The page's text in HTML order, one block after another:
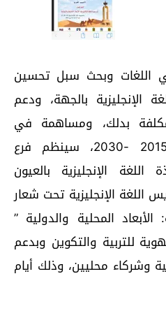
اللغات وبحث سبل تحسين
الإنجليزية بالجهة، ودعم
بدلك، ومساهمة في
تفعيل مقتضيات رؤية 2015 -2030، سينظم فرع
اللغة الإنجليزية بالعيون
اللغة الإنجليزية تحت شعار
المحلية والدولية ”
للتربية والتكوين وبدعم
وشركاء محليين، وذلك أيام